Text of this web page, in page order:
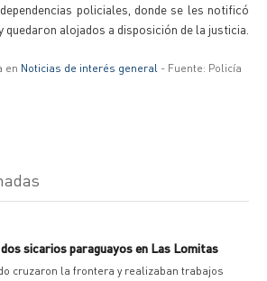
policiales, donde se les notificó
alojados a disposición de la justicia.
en Noticias de interés general - Fuente: Policía
sicarios paraguayos en Las Lomitas
cruzaron la frontera y realizaban trabajos